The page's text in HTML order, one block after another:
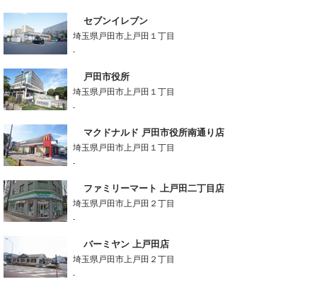
セブンイレブン
埼玉県戸田市上戸田１丁目
-
戸田市役所
埼玉県戸田市上戸田１丁目
-
マクドナルド 戸田市役所南通り店
埼玉県戸田市上戸田１丁目
-
ファミリーマート 上戸田二丁目店
埼玉県戸田市上戸田２丁目
-
バーミヤン 上戸田店
埼玉県戸田市上戸田２丁目
-